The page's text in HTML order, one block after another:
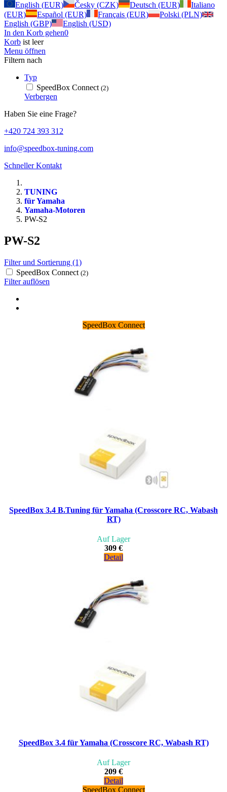
English (EUR)
Česky (CZK) Deutsch (EUR)
Italiano
(EUR)
Español (EUR) Français (EUR)
Polski (PLN)
English (GBP)
English (USD)
In den Korb gehen0
Korb ist leer
Menu öffnen
Filtern nach
Typ
SpeedBox Connect (2)
Verbergen
Haben Sie eine Frage?
+420 724 393 312
info@speedbox-tuning.com
Schneller Kontakt
TUNING
für Yamaha
Yamaha-Motoren
PW-S2
PW-S2
Filter und Sortierung (1)
SpeedBox Connect (2)
Filter auflösen
SpeedBox Connect
SpeedBox 3.4 B.Tuning für Yamaha (Crosscore RC, Wabash
RT)
Auf Lager
309 €
Detail
SpeedBox 3.4 für Yamaha (Crosscore RC, Wabash RT)
Auf Lager
209 €
Detail
SpeedBox Connect